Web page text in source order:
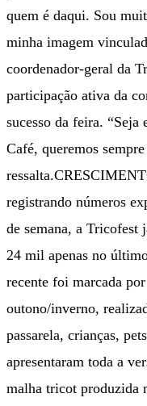
quem é daqui. Sou
minha imagem
coordenador-geral da
participação ativa da
sucesso da feira.
Café, queremos
registrando números
de semana, a Tricofest
24 mil apenas no
recente foi marcada
outono/inverno,
passarela, crianças,
apresentaram toda a
malha tricot produzida